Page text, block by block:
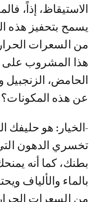
الاستيقاظ، إذاً،
يسمح بتحفيز هذه
من السعرات
هذا المشروب على
الحامض، الزنجبيل
عن هذه المكونات؟
-الخيار: هو حليفك
تخسري الدهون
بطنك، كما أنه
بالماء والألياف